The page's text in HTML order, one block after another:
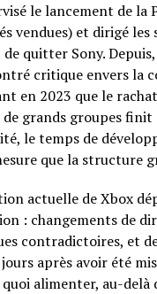
le lancement de la
vendues) et dirigé les
quitter Sony. Depuis,
critique envers la
en 2023 que le
grands groupes
le temps de
que la structure
actuelle de Xbox
: changements de
contradictoires, et
après avoir été
alimenter, au-delà